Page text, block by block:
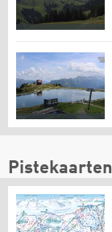
Pistekaarten